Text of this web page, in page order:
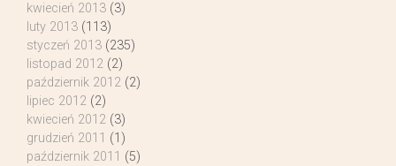
kwiecień 2013 (3)
luty 2013 (113)
styczeń 2013 (235)
listopad 2012 (2)
październik 2012 (2)
lipiec 2012 (2)
kwiecień 2012 (3)
grudzień 2011 (1)
październik 2011 (5)